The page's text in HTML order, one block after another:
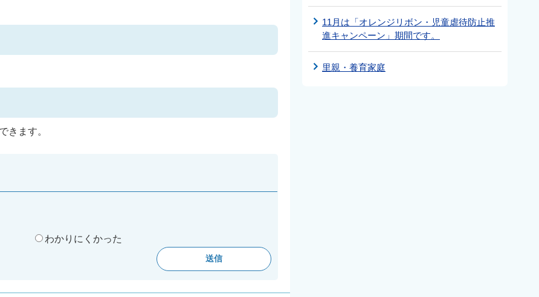
きます。
わかりにくかった
11月は「オレンジリボン・児童虐待防止推
進キャンペーン」期間です。
里親・養育家庭